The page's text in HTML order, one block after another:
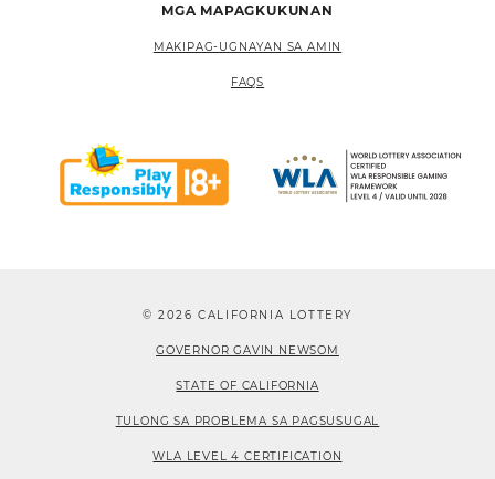
MGA MAPAGKUKUNAN
MAKIPAG-UGNAYAN SA AMIN
FAQS
© 2026 CALIFORNIA LOTTERY
GOVERNOR GAVIN NEWSOM
STATE OF CALIFORNIA
TULONG SA PROBLEMA SA PAGSUSUGAL
WLA LEVEL 4 CERTIFICATION